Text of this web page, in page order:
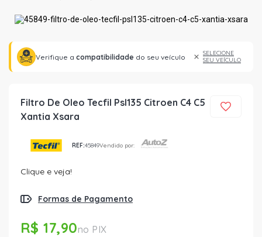
Verifique a compatibilidade do seu veículo
SELECIONE
SEU VEÍCULO
Filtro De Oleo Tecfil Psl135 Citroen C4 C5
Xantia Xsara
REF:45849Vendido por:
Clique e veja!
Formas de Pagamento
R$ 17,90